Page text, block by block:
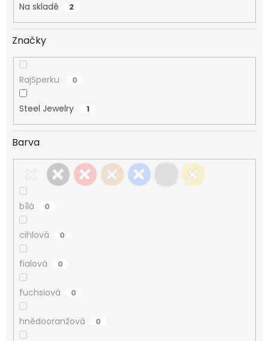
Na skladě 2
Značky
RajSperku 0
Steel Jewelry 1
Barva
bílá 0
cihlová 0
fialová 0
fuchsiová 0
hnědooranžová 0